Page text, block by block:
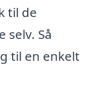
til de
selv. Så
til en enkelt